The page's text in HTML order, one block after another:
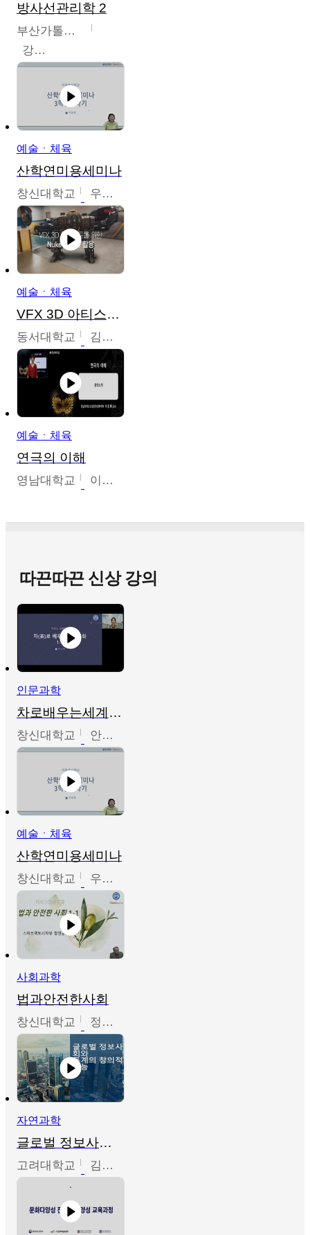
방사선관리학 2
부산가톨릭대학교
강연희
예술ㆍ체육
산학연미용세미나
창신대학교 우미옥,오윤경,박선이
예술ㆍ체육
VFX 3D 아티스트를 위한 Nuke 의 이해와 활용
동서대학교 김시현
예술ㆍ체육
연극의 이해
영남대학교 이선화
따끈따끈 신상 강의
인문과학
차로배우는세계문화
창신대학교 안소영
예술ㆍ체육
산학연미용세미나
창신대학교 우미옥,오윤경,박선이
사회과학
법과안전한사회
창신대학교 정연균
자연과학
글로벌 정보사회와 통계의 창의적 기능
고려대학교 김희영